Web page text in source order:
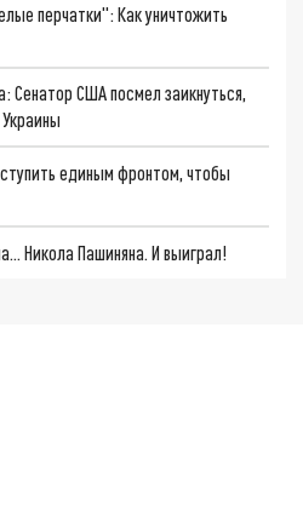
перчатки": Как уничтожить
Сенатор США посмел заикнуться,
единым фронтом, чтобы
Никола Пашиняна. И выиграл!